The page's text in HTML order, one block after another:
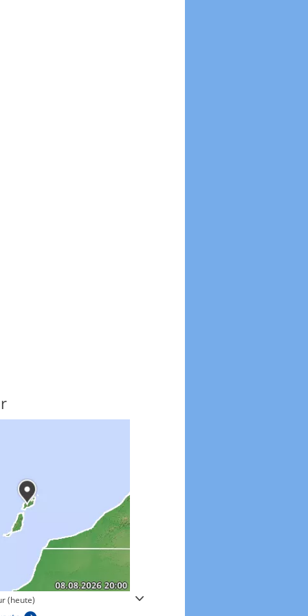
(heute) Windgeschwindigkeiten in 3h